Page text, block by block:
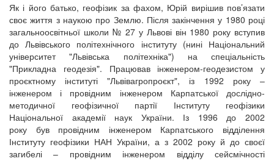
Як і його батько, геофізик за фахом, Юрій вирішив пов’язати
своє життя з наукою про Землю. Після закінчення у 1980 році
загальноосвітньої школи № 27 у Львові він 1980 року вступив
до Львівського політехнічного інституту (нині Національний
університет "Львівська політехніка") на спеціальність
"Прикладна геодезія". Працював інженером-геодезистом у
проєктному інституті "Львівагропроєкт", із 1992 року –
інженером і провідним інженером Карпатської дослідно-
методичної геофізичної партії Інституту геофізики
Національної академії наук України. Із 1996 до 2002
року був провідним інженером Карпатського відділення
Інституту геофізики НАН України, а з 2002 року й до своєї
загибелі – провідним інженером відділу сейсмічності